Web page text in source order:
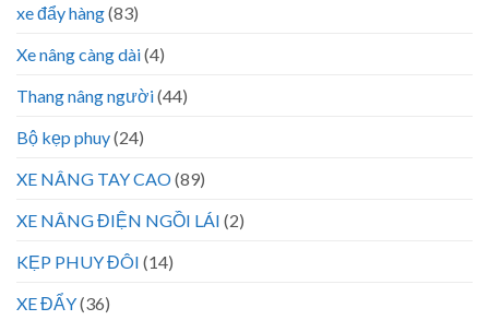
xe đẩy hàng(83)
Xe nâng càng dài(4)
Thang nâng người(44)
Bộ kẹp phuy(24)
XE NÂNG TAY CAO(89)
XE NÂNG ĐIỆN NGỒI LÁI (2)
KẸP PHUY ĐÔI (14)
XE ĐẨY(36)